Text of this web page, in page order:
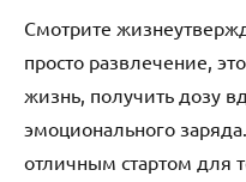
Смотрите
просто развлечение,
жизнь, получить дозу
эмоционального
отличным стартом для